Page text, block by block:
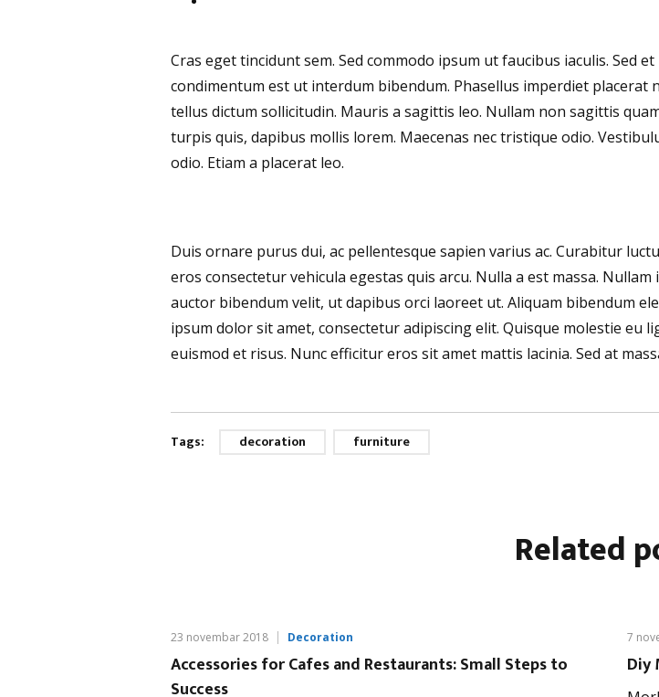
Cras eget tincidunt sem. Sed commodo ipsum ut faucibus iaculis. Sed
condimentum est ut interdum bibendum. Phasellus imperdiet placerat
tellus dictum sollicitudin. Mauris a sagittis leo. Nullam non sagittis
turpis quis, dapibus mollis lorem. Maecenas nec tristique odio.
odio. Etiam a placerat leo.
Duis ornare purus dui, ac pellentesque sapien varius ac. Curabitur
eros consectetur vehicula egestas quis arcu. Nulla a est massa.
auctor bibendum velit, ut dapibus orci laoreet ut. Aliquam bibendum
ipsum dolor sit amet, consectetur adipiscing elit. Quisque molestie
euismod et risus. Nunc efficitur eros sit amet mattis lacinia. Sed at
Tags: decoration furniture
Related
23 novembar 2018 Decoration
Accessories for Cafes and Restaurants: Small Steps to
Success
7
Diy